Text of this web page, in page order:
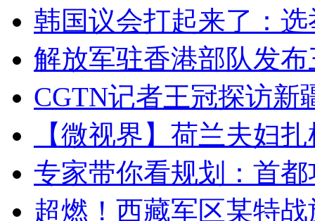
韩国议会打起来了：
解放军驻香港部队发
CGTN记者王冠探访新
【微视界】荷兰夫妇
专家带你看规划：首
超燃！西藏军区某特